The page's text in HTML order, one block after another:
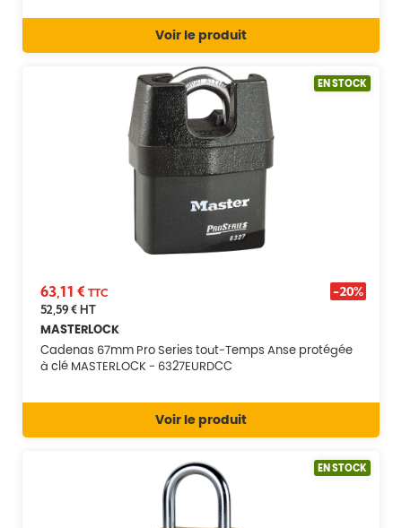
Voir le produit
EN STOCK
63,11 € TTC -20%
52,59 €HT
MASTERLOCK
Cadenas 67mm Pro Series tout-Temps Anse protégée
à clé MASTERLOCK - 6327EURDCC
Voir le produit
EN STOCK